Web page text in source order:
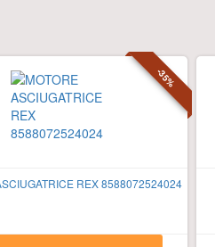
REX 8588072524024
-35%